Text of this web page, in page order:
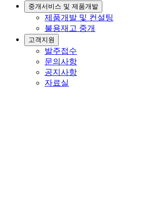
중개서비스 및 제품개발
제품개발 및 컨설팅
불용재고 중개
고객지원
발주접수
문의사항
공지사항
자료실